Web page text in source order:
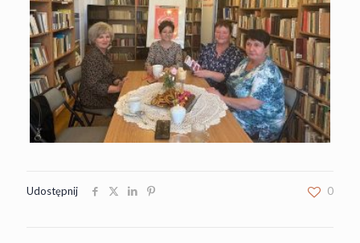
Udostępnij 0